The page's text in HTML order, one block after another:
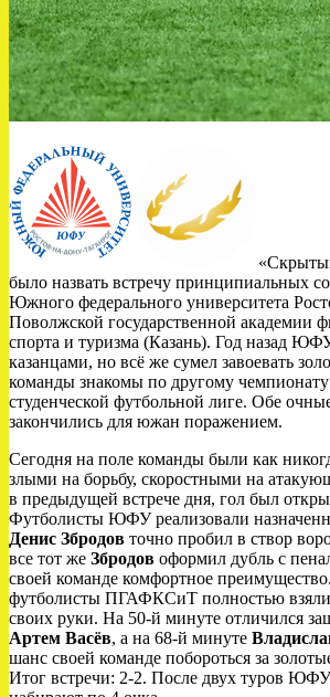
было назвать встречу принципиальных
Южного федерального университета
Поволжской государственной академии
спорта и туризма (Казань). Год назад
казанцами, но всё же сумел завоевать
команды знакомы по другому
студенческой футбольной лиге. Обе
закончились для южан поражением.
Сегодня на поле команды были как
злыми на борьбу, скоростными на
в предыдущей встрече дня, гол был
Футболисты ЮФУ реализовали
Денис Збродов точно пробил в створ
все тот же Збродов оформил дубль с
своей команде комфортное
футболисты ПГАФКСиТ полностью
своих руки. На 50-й минуте отличился
Артем Васёв, а на 68-й минуте
шанс своей команде побороться за
Итог встречи: 2-2. После двух туров